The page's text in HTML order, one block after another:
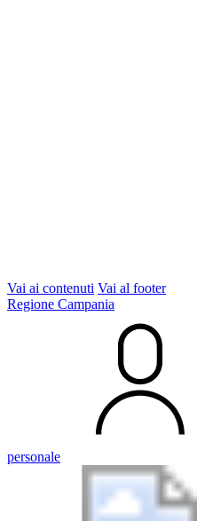
Vai ai contenuti Vai al footer
Regione Campania
personale